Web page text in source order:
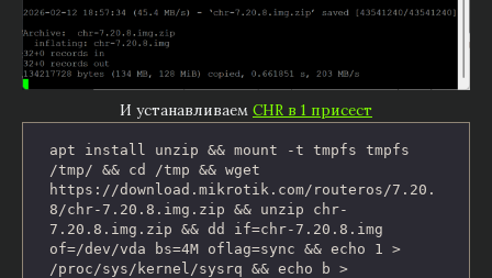
И устанавливаем CHR в 1 присест
apt install unzip && mount -t tmpfs tmpfs
/tmp/ && cd /tmp && wget
https://download.mikrotik.com/routeros/7.20.
8/chr-7.20.8.img.zip && unzip chr-
7.20.8.img.zip && dd if=chr-7.20.8.img
of=/dev/vda bs=4M oflag=sync && echo 1 >
/proc/sys/kernel/sysrq && echo b >